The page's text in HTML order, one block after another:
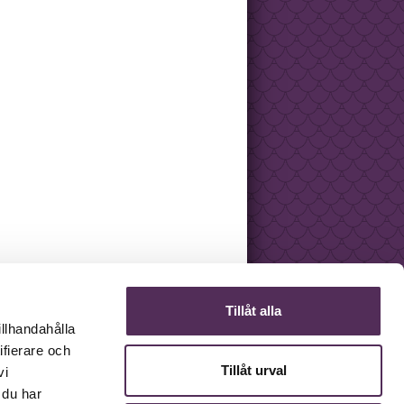
och
har
Tillåt alla
Tillåt urval